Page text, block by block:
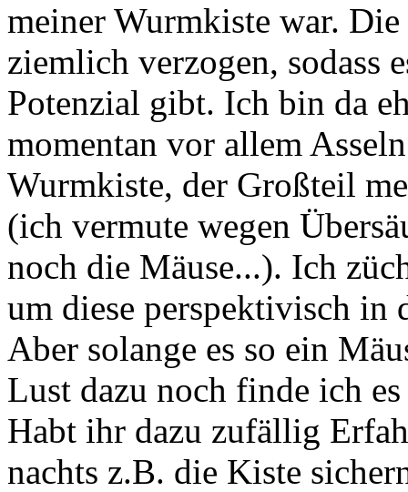
meiner Wurmkiste war.
ziemlich verzogen, sodass
Potenzial gibt. Ich bin da
momentan vor allem
Wurmkiste, der Großteil
(ich vermute wegen
noch die Mäuse...). Ich
um diese perspektivisch in
Aber solange es so ein
Lust dazu noch finde ich
Habt ihr dazu zufällig
nachts z.B. die Kiste